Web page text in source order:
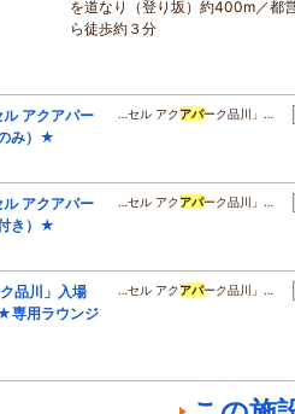
を道なり（登り坂）約400m／都
ら徒歩約３分
アクアパー
み）★
…セル アクアパーク品川」…
アクアパー
き）★
…セル アクアパーク品川」…
品川」入場
専用ラウンジ
…セル アクアパーク品川」…